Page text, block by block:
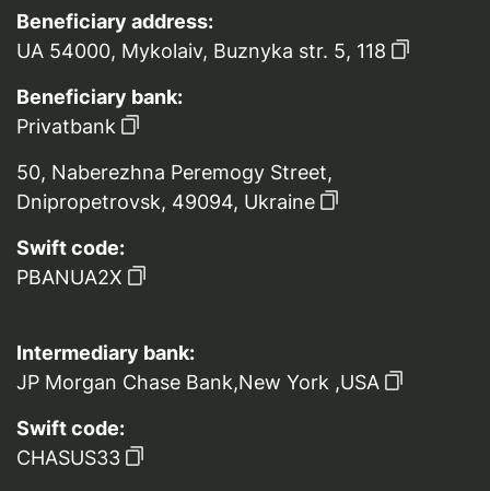
Beneficiary address:
UA 54000, Mykolaiv, Buznyka str. 5, 118
Beneficiary bank:
Privatbank
50, Naberezhna Peremogy Street,
Dnipropetrovsk, 49094, Ukraine
Swift code:
PBANUA2X
Intermediary bank:
JP Morgan Chase Bank,New York ,USA
Swift code:
CHASUS33